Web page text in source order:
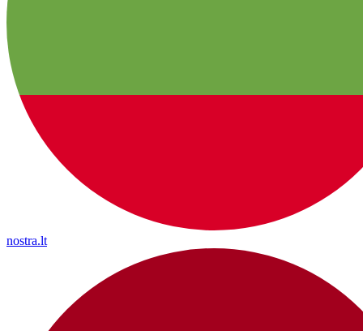
nostra.lt